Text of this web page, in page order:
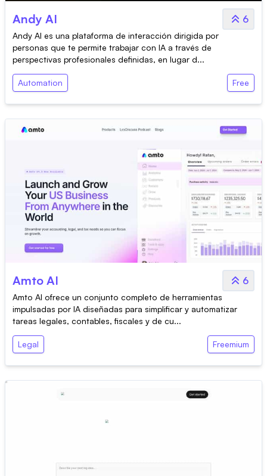
Andy AI 6
Andy AI es una plataforma de interacción dirigida por
personas que te permite trabajar con IA a través de
perspectivas profesionales definidas, en lugar d...
Automation Free
Amto AI 6
Amto AI ofrece un conjunto completo de herramientas
impulsadas por IA diseñadas para simplificar y automatizar
tareas legales, contables, fiscales y de cu...
Legal Freemium